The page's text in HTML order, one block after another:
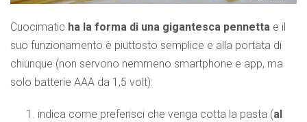
Cuocimatic ha la forma di una gigantesca pennetta e il
suo funzionamento è piuttosto semplice e alla portata di
chiunque (non servono nemmeno smartphone e app, ma
solo batterie AAA da 1,5 volt):
indica come preferisci che venga cotta la pasta (al